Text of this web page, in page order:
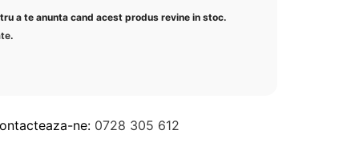
a te anunta cand acest produs revine in stoc.
.
ne: 0728 305 612